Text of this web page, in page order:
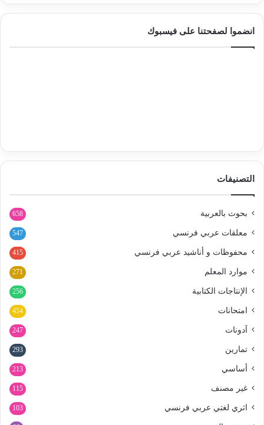
انضموا لصفحتنا على فيسبوك
التصنيفات
بحوث بالعربية 658
معلقات عربي فرنسي 547
محفوظات و أناشيد عربي فرنسي 415
موارد المعلم 271
الإنتاجات الكتابية 256
امتحانات 454
آدونات 247
تمارين 293
أساسي 213
غير مصنف 115
اثري لغتي عربي فرنسي 103